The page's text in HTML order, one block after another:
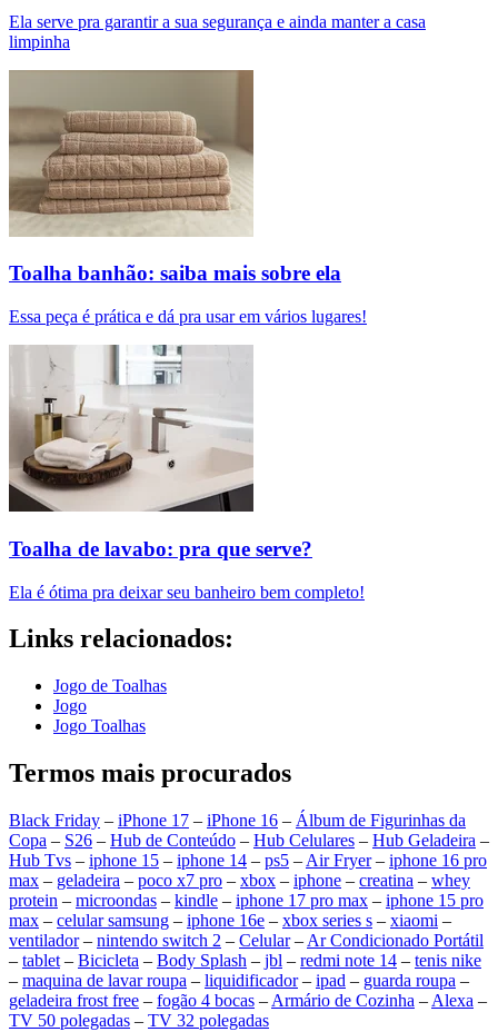
Ela serve pra garantir a sua segurança e ainda manter a casa
limpinha
Toalha banhão: saiba mais sobre ela
Essa peça é prática e dá pra usar em vários lugares!
Toalha de lavabo: pra que serve?
Ela é ótima pra deixar seu banheiro bem completo!
Links relacionados:
Jogo de Toalhas
Jogo
Jogo Toalhas
Termos mais procurados
Black Friday – iPhone 17 – iPhone 16 – Álbum de Figurinhas da
Copa – S26 – Hub de Conteúdo – Hub Celulares – Hub Geladeira –
Hub Tvs – iphone 15 – iphone 14 – ps5 – Air Fryer– iphone 16 pro
max – geladeira – poco x7 pro – xbox – iphone – creatina – whey
protein – microondas – kindle – iphone 17 pro max – iphone 15 pro
max – celular samsung – iphone 16e – xbox series s – xiaomi –
ventilador– nintendo switch 2 – Celular– Ar Condicionado Portátil
– tablet – Bicicleta – Body Splash – jbl – redmi note 14 – tenis nike
– maquina de lavar roupa – liquidificador– ipad – guarda roupa –
geladeira frost free – fogão 4 bocas – Armário de Cozinha – Alexa –
TV 50 polegadas – TV 32 polegadas